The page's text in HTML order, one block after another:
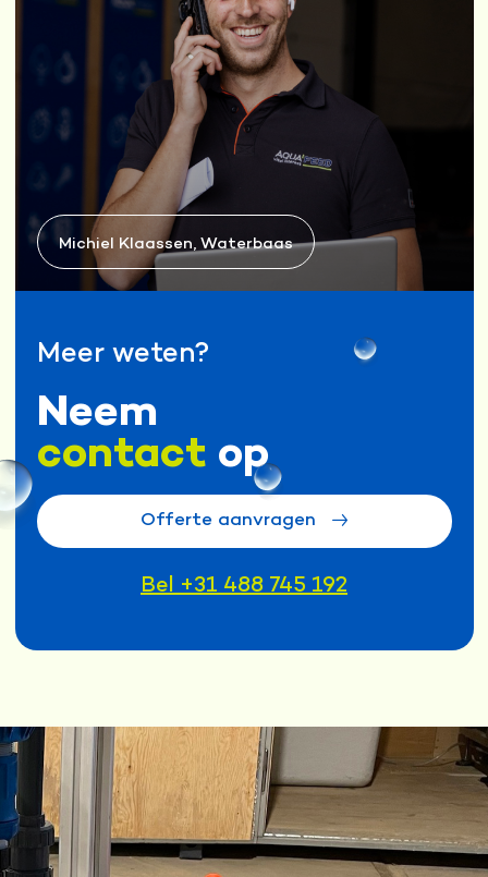
Michiel Klaassen, Waterbaas
Meer weten?
Neem
contact op
Offerte aanvragen
Bel +31 488 745 192